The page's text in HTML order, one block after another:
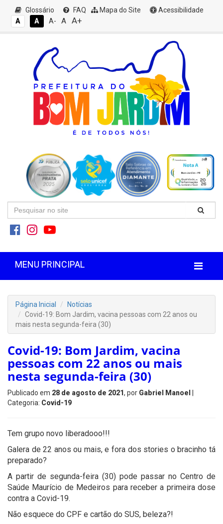
Glossário FAQ Mapa do Site
Acessibilidade
A
A A- A A+
MENU PRINCIPAL
Página Inicial
Notícias
Covid-19: Bom Jardim, vacina pessoas com 22 anos ou
mais nesta segunda-feira (30)
Covid-19: Bom Jardim, vacina
pessoas com 22 anos ou mais
nesta segunda-feira (30)
Publicado em 28 de agosto de 2021, por Gabriel Manoel
Categoria: Covid-19
Tem grupo novo liberadooo!!!
Galera de 22 anos ou mais, e fora dos stories o bracinho tá
preparado?
A partir de segunda-feira (30) pode passar no Centro de
Saúde Maurício de Medeiros para receber a primeira dose
contra a Covid-19.
Não esquece do CPF e cartão do SUS, beleza?!